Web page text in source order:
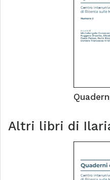
Altri libri di